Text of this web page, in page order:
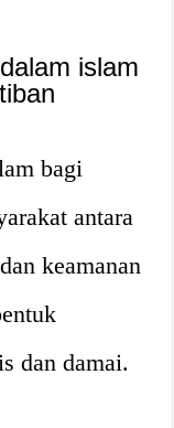
islam
bagi
antara
keamanan
dan damai.